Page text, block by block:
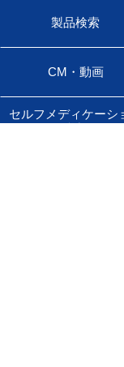
製品検索
CM・動画
セルフメディケーシ